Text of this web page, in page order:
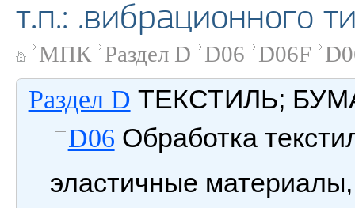
т.п.: .вибрационного
МПК Раздел D D06 D06F
Раздел D ТЕКСТИЛЬ;
D06 Обработка
эластичные